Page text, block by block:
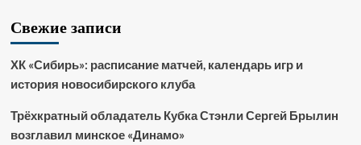
Свежие записи
ХК «Сибирь»: расписание матчей, календарь игр и
история новосибирского клуба
Трёхкратный обладатель Кубка Стэнли Сергей Брылин
возглавил минское «Динамо»